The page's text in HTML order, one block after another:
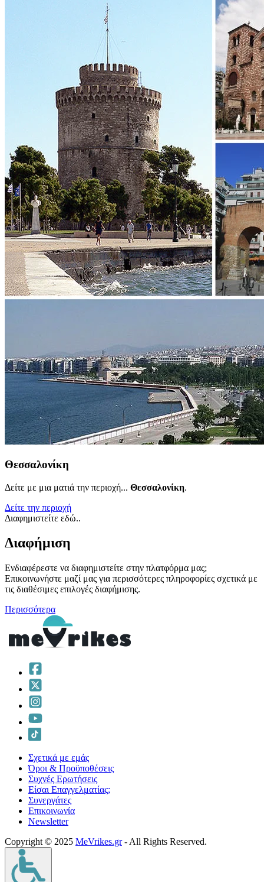
Θεσσαλονίκη
Δείτε με μια ματιά την περιοχή... Θεσσαλονίκη.
Δείτε την περιοχή
Διαφημιστείτε εδώ..
Διαφήμιση
Ενδιαφέρεστε να διαφημιστείτε στην πλατφόρμα μας;
Επικοινωνήστε μαζί μας για περισσότερες πληροφορίες σχετικά με
τις διαθέσιμες επιλογές διαφήμισης.
Περισσότερα
Σχετικά με εμάς
Όροι & Προϋποθέσεις
Συχνές Ερωτήσεις
Είσαι Επαγγελματίας;
Συνεργάτες
Επικοινωνία
Νewsletter
Copyright © 2025 MeVrikes.gr- All Rights Reserved.